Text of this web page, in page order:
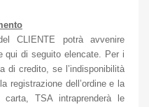
CLIENTE potrà avvenire
qui di seguito elencate. Per i
di credito, se l’indisponibilità
registrazione dell’ordine e la
carta, TSA intraprenderà le